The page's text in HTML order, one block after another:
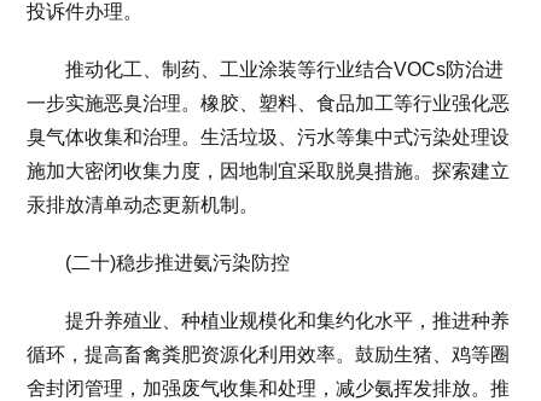
投诉件办理。
推动化工、制药、工业涂装等行业结合VOCs防治进
一步实施恶臭治理。橡胶、塑料、食品加工等行业强化恶
臭气体收集和治理。生活垃圾、污水等集中式污染处理设
施加大密闭收集力度，因地制宜采取脱臭措施。探索建立
汞排放清单动态更新机制。
(二十)稳步推进氨污染防控
提升养殖业、种植业规模化和集约化水平，推进种养
循环，提高畜禽粪肥资源化利用效率。鼓励生猪、鸡等圈
舍封闭管理，加强废气收集和处理，减少氨挥发排放。推